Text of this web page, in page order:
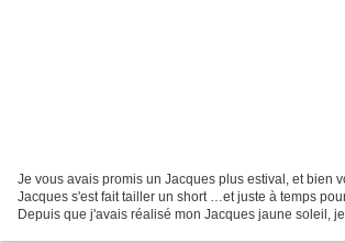
Je vous avais promis un Jacques plus estival, et bien
Jacques s'est fait tailler un short …et juste à temps
Depuis que j'avais réalisé mon Jacques jaune soleil, je